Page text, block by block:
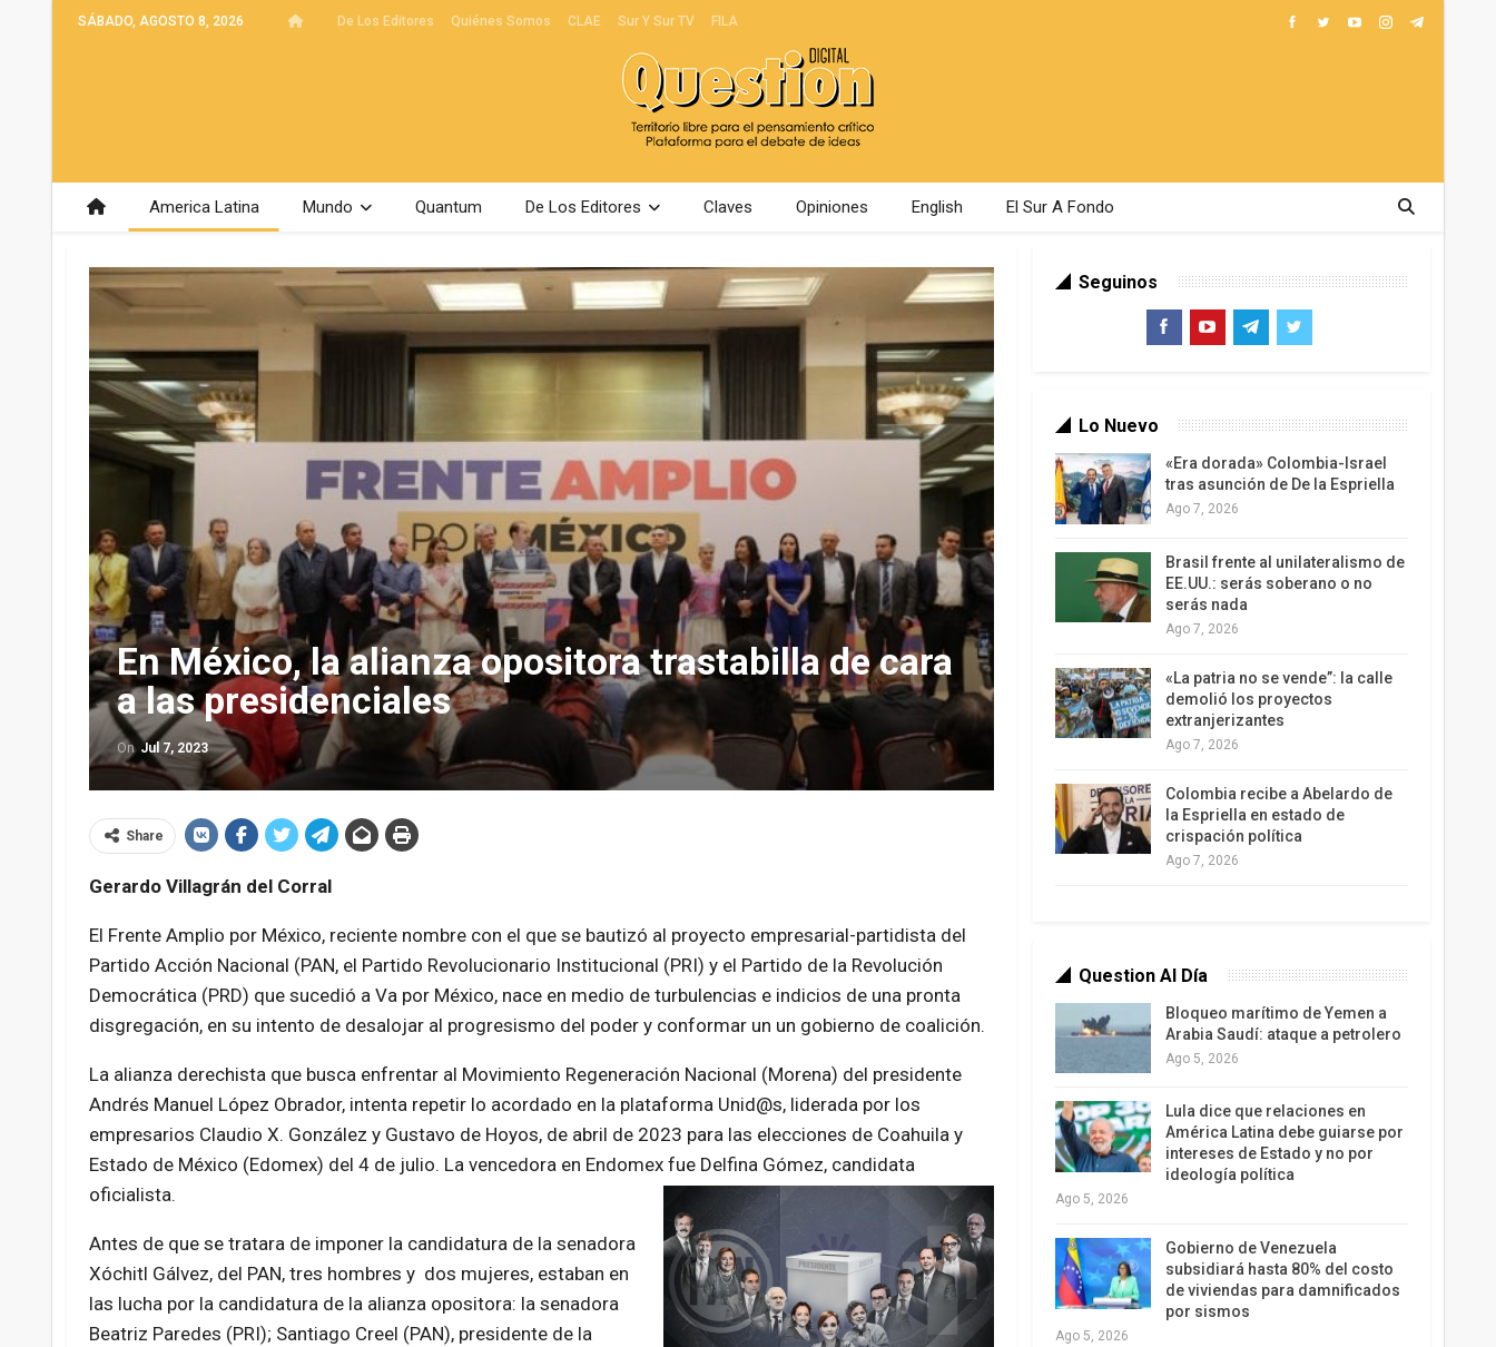
SÁBADO, AGOSTO 8, 2026 De Los Editores Quiénes Somos CLAE Sur Y Sur TV FILA
America Latina Mundo Quantum De Los Editores Claves Opiniones English El Sur A Fondo
En México, la alianza opositora trastabilla de cara
a las presidenciales
On Jul 7, 2023
Share
Gerardo Villagrán del Corral
El Frente Amplio por México, reciente nombre con el que se bautizó al proyecto empresarial-partidista del
Partido Acción Nacional (PAN, el Partido Revolucionario Institucional (PRI) y el Partido de la Revolución
Democrática (PRD) que sucedió a Va por México, nace en medio de turbulencias e indicios de una pronta
disgregación, en su intento de desalojar al progresismo del poder y conformar un un gobierno de coalición.
La alianza derechista que busca enfrentar al Movimiento Regeneración Nacional (Morena) del presidente
Andrés Manuel López Obrador, intenta repetir lo acordado en la plataforma Unid@s, liderada por los
empresarios Claudio X. González y Gustavo de Hoyos, de abril de 2023 para las elecciones de Coahuila y
Estado de México (Edomex) del 4 de julio. La vencedora en Endomex fue Delfina Gómez, candidata
oficialista.
Antes de que se tratara de imponer la candidatura de la senadora
Xóchitl Gálvez, del PAN, tres hombres y dos mujeres, estaban en
las lucha por la candidatura de la alianza opositora: la senadora
Beatriz Paredes (PRI); Santiago Creel (PAN), presidente de la
Seguinos
Lo Nuevo
«Era dorada» Colombia-Israel
tras asunción de De la Espriella
Ago 7, 2026
Brasil frente al unilateralismo de
EE.UU.: serás soberano o no
serás nada
Ago 7, 2026
«La patria no se vende”: la calle
demolió los proyectos
extranjerizantes
Ago 7, 2026
Colombia recibe a Abelardo de
la Espriella en estado de
crispación política
Ago 7, 2026
Question Al Día
Bloqueo marítimo de Yemen a
Arabia Saudí: ataque a petrolero
Ago 5, 2026
Lula dice que relaciones en
América Latina debe guiarse por
intereses de Estado y no por
ideología política
Ago 5, 2026
Gobierno de Venezuela
subsidiará hasta 80% del costo
de viviendas para damnificados
por sismos
Ago 5, 2026